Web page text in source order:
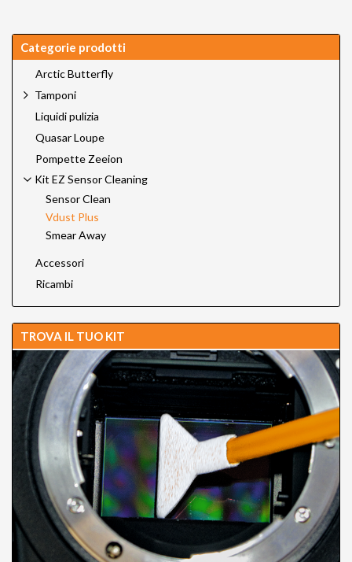
Categorie prodotti
Arctic Butterfly
Tamponi
Liquidi pulizia
Quasar Loupe
Pompette Zeeion
Kit EZ Sensor Cleaning
Sensor Clean
Vdust Plus
Smear Away
Accessori
Ricambi
TROVA IL TUO KIT